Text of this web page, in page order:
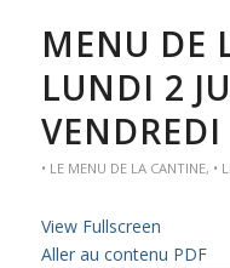
MENU DE
LUNDI 2
• LE MENU DE LA CANTINE, •
View Fullscreen
Aller au contenu PDF